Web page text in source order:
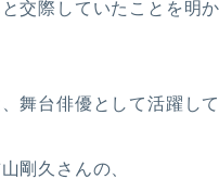
交際していたことを明
舞台俳優として活躍し
剛久さんの、